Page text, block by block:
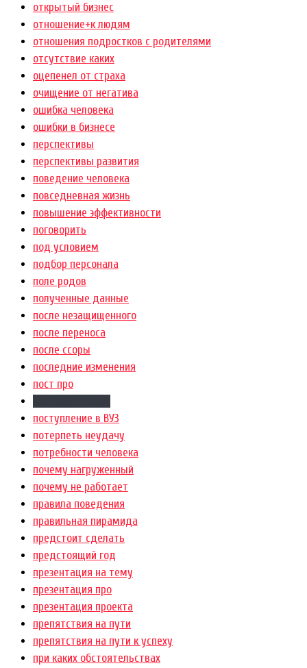
открытый бизнес
отношение+к людям
отношения подростков с родителями
отсутствие каких
оцепенел от страха
очищение от негатива
ошибка человека
ошибки в бизнесе
перспективы
перспективы развития
поведение человека
повседневная жизнь
повышение эффективности
поговорить
под условием
подбор персонала
поле родов
полученные данные
после незащищенного
после переноса
после ссоры
последние изменения
пост про
поступление в ВУЗ
потерпеть неудачу
потребности человека
почему нагруженный
почему не работает
правила поведения
правильная пирамида
предстоит сделать
предстоящий год
презентация на тему
презентация про
презентация проекта
препятствия на пути
препятствия на пути к успеху
при каких обстоятельствах